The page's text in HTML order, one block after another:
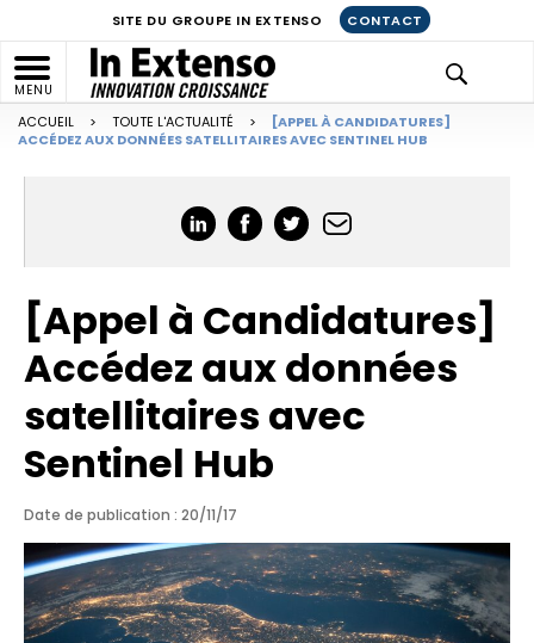
MENU
SITE DU GROUPE IN EXTENSO CONTACT
ACCUEIL > TOUTE L'ACTUALITÉ >
[APPEL À CANDIDATURES]
ACCÉDEZ AUX DONNÉES SATELLITAIRES AVEC SENTINEL HUB
[Appel à Candidatures]
Accédez aux données
satellitaires avec
Sentinel Hub
Date de publication : 20/11/17